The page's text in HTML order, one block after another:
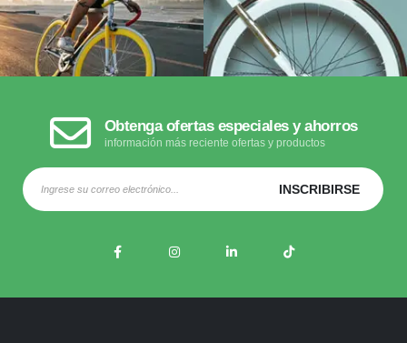
Obtenga ofertas especiales y ahorros
información más reciente ofertas y productos